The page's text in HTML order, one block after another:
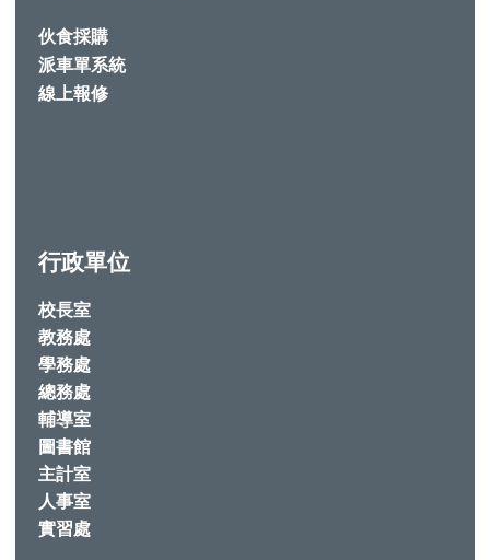
伙食採購
派車單系統
線上報修
行政單位
校長室
教務處
學務處
總務處
輔導室
圖書館
主計室
人事室
實習處